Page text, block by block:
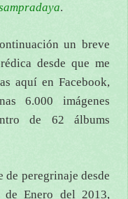
.
un breve
desde que me
aquí en Facebook,
6.000 imágenes
de 62 álbums
peregrinaje desde
de Enero del 2013,